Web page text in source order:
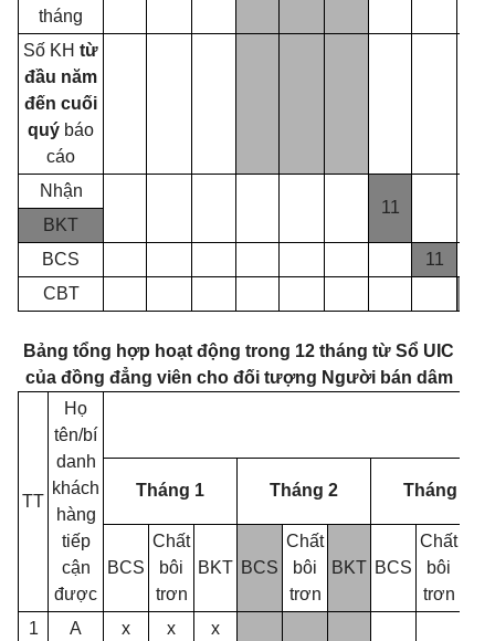
tháng
Số KH từ
đầu năm
đến cuối
quý báo
cáo
Nhận
11
BKT
BCS
11
CBT
Bảng tổng hợp hoạt động trong 12 tháng từ Sổ UIC
của đồng đẳng viên cho đối tượng Người bán dâm
TT
Họ
tên/bí
danh
khách
hàng
tiếp
cận
được
Tháng 1 Tháng 2 Tháng 3
BCS
Chất
bôi
trơn
BKT BCS
Chất
bôi
trơn
BKT BCS
Chất
bôi
trơn
1 A x x x